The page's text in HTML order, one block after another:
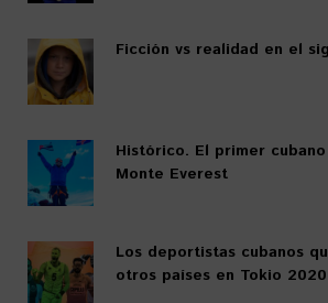
Ficción vs realidad en el
Histórico. El primer
Monte Everest
Los deportistas cubanos
otros países en Tokio 2020